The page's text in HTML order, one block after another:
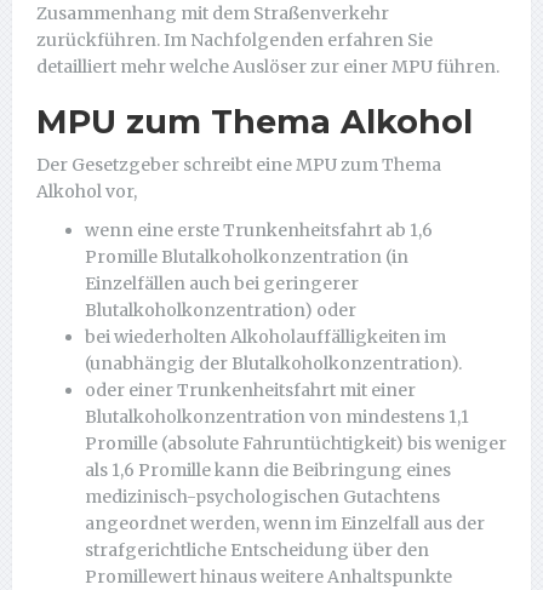
Zusammenhang mit dem Straßenverkehr
zurückführen. Im Nachfolgenden erfahren Sie
detailliert mehr welche Auslöser zur einer MPU führen.
MPU zum Thema Alkohol
Der Gesetzgeber schreibt eine MPU zum Thema
Alkohol vor,
wenn eine erste Trunkenheitsfahrt ab 1,6
Promille Blutalkoholkonzentration (in
Einzelfällen auch bei geringerer
Blutalkoholkonzentration) oder
bei wiederholten Alkoholauffälligkeiten im
(unabhängig der Blutalkoholkonzentration).
oder einer Trunkenheitsfahrt mit einer
Blutalkoholkonzentration von mindestens 1,1
Promille (absolute Fahruntüchtigkeit) bis weniger
als 1,6 Promille kann die Beibringung eines
medizinisch-psychologischen Gutachtens
angeordnet werden, wenn im Einzelfall aus der
strafgerichtliche Entscheidung über den
Promillewert hinaus weitere Anhaltspunkte